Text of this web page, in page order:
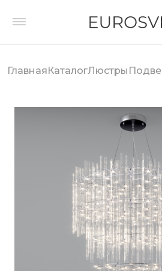
ГлавнаяКаталогЛюстры